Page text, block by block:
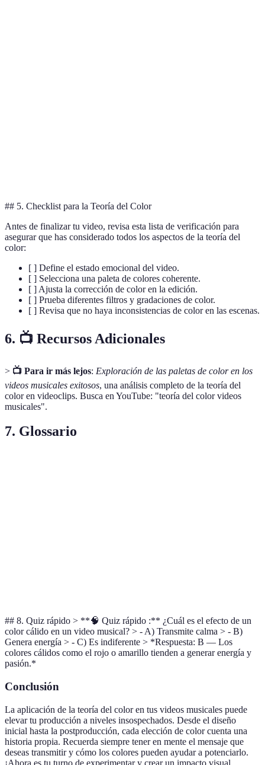
## 5. Checklist para la Teoría del Color
Antes de finalizar tu video, revisa esta lista de verificación para
asegurar que has considerado todos los aspectos de la teoría del
color:
[ ] Define el estado emocional del video.
[ ] Selecciona una paleta de colores coherente.
[ ] Ajusta la corrección de color en la edición.
[ ] Prueba diferentes filtros y gradaciones de color.
[ ] Revisa que no haya inconsistencias de color en las escenas.
6. 📺 Recursos Adicionales
> 📺 Para ir más lejos: Exploración de las paletas de color en los
videos musicales exitosos, una análisis completo de la teoría del
color en videoclips. Busca en YouTube: "teoría del color videos
musicales".
7. Glossario
## 8. Quiz rápido > **🧠 Quiz rápido :** ¿Cuál es el efecto de un
color cálido en un video musical? > - A) Transmite calma > - B)
Genera energía > - C) Es indiferente > *Respuesta: B — Los
colores cálidos como el rojo o amarillo tienden a generar energía y
pasión.*
Conclusión
La aplicación de la teoría del color en tus videos musicales puede
elevar tu producción a niveles insospechados. Desde el diseño
inicial hasta la postproducción, cada elección de color cuenta una
historia propia. Recuerda siempre tener en mente el mensaje que
deseas transmitir y cómo los colores pueden ayudar a potenciarlo.
¡Ahora es tu turno de experimentar y crear un impacto visual